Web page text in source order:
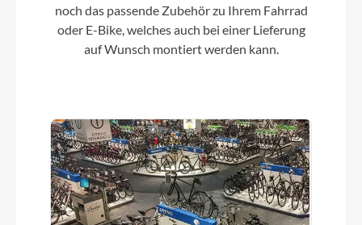
CUBE Comfort Trail Bar, 700mm
goldenlime´n´black
Motor
Bosch Drive Unit Performance Line PX max.
noch das passende Zubehör zu Ihrem Fahrrad
oder E-Bike, welches auch bei einer Lieferung
auf Wunsch montiert werden kann.